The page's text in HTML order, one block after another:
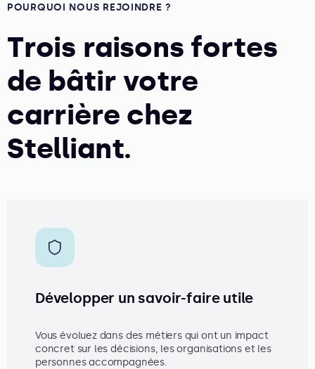
POURQUOI NOUS REJOINDRE ?
Trois raisons fortes
de bâtir votre
carrière chez
Stelliant.
Développer un savoir-faire utile
Vous évoluez dans des métiers qui ont un impact
concret sur les décisions, les organisations et les
personnes accompagnées.